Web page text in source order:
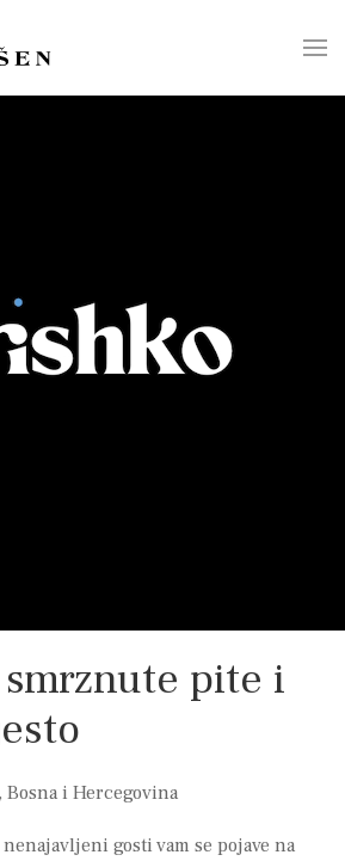
pite i
i Hercegovina
gosti vam se pojave na